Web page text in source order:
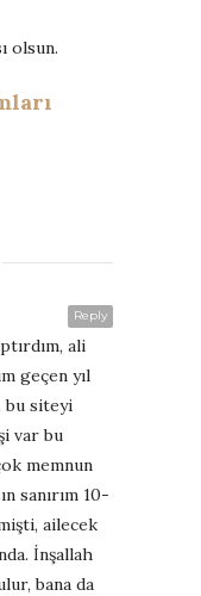
olsun.
Reply
ali
geçen yıl
bu siteyi
var bu
memnun
sanırım 10-
ailecek
İnşallah
bana da